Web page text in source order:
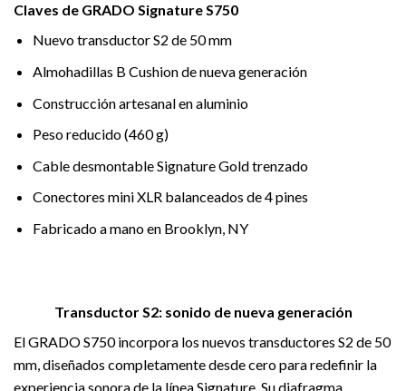
Claves de GRADO Signature S750
Nuevo transductor S2 de 50 mm
Almohadillas B Cushion de nueva generación
Construcción artesanal en aluminio
Peso reducido (460 g)
Cable desmontable Signature Gold trenzado
Conectores mini XLR balanceados de 4 pines
Fabricado a mano en Brooklyn, NY
Transductor S2: sonido de nueva generación
El GRADO S750 incorpora los nuevos transductores S2 de 50
mm, diseñados completamente desde cero para redefinir la
experiencia sonora de la línea Signature. Su diafragma